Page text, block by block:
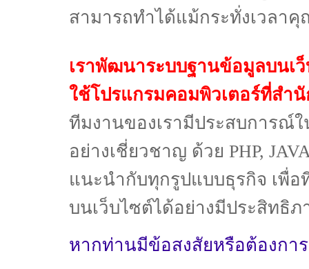
สามารถทำได้แม้กระทั่งเวลา
เราพัฒนาระบบฐานข้อมูลบนเ
ใช้โปรแกรมคอมพิวเตอร์ที่สำ
ทีมงานของเรามีประสบการณ์
อย่างเชี่ยวชาญ ด้วย PHP,
แนะนำกับทุกรูปแบบธุรกิจ เพื่
บนเว็บไซต์ได้อย่างมีประสิทธิ
หากท่านมีข้อสงสัยหรือต้องกา